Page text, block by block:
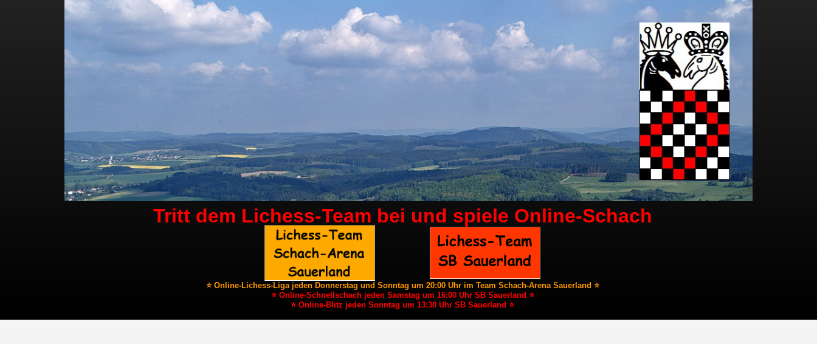
Tritt dem Lichess-Team bei und spiele Online-Schach
⭐ Online-Lichess-Liga jeden Donnerstag und Sonntag um 20:00 Uhr im Team Schach-Arena Sauerland ⭐
⭐ Online-Schnellschach jeden Samstag um 16:00 Uhr SB Sauerland ⭐
⭐ Online-Blitz jeden Sonntag um 13:30 Uhr SB Sauerland ⭐